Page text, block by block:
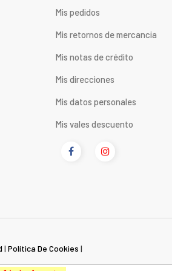
Mis pedidos
Mis retornos de mercancia
Mis notas de crédito
Mis direcciones
Mis datos personales
Mis vales descuento
| Política De Cookies |